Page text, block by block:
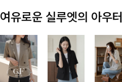
여유로운 실루엣의 아우터